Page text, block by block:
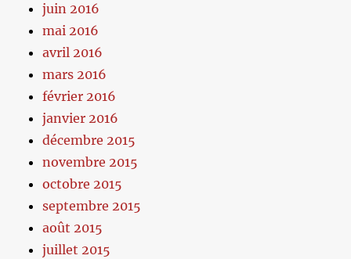
juin 2016
mai 2016
avril 2016
mars 2016
février 2016
janvier 2016
décembre 2015
novembre 2015
octobre 2015
septembre 2015
août 2015
juillet 2015